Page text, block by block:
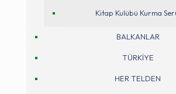
Kitap Kulübü Kurma
BALKANLAR
TÜRKİYE
HER TELDEN